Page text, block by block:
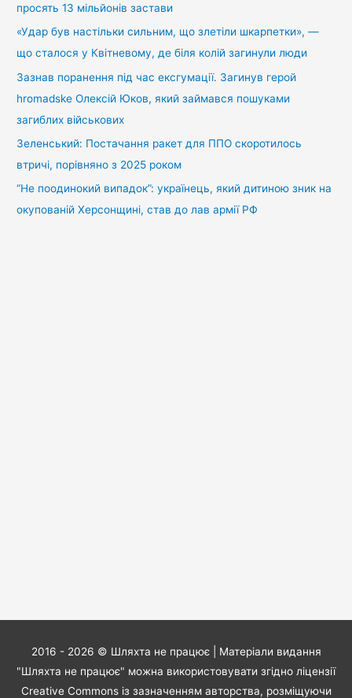
просять 13 мільйонів застави
«Удар був настільки сильним, що злетіли шкарпетки», —
що сталося у Квітневому, де біля колій загинули люди
Зазнав поранення під час ексгумації. Загинув герой
hromadske Олексій Юков, який займався пошуками
загиблих військових
Зеленський: Постачання ракет для ППО скоротилось
втричі, порівняно з 2025 роком
“Не поодинокий випадок”: українець, який дитиною зник на
окупованій Херсонщині, став до лав армії РФ
2016 - 2026 © Шляхта не працює| Матеріали видання
"Шляхта не працює" можна використовувати згідно ліцензії
Creative Commons із зазначенням авторства, розміщуючи